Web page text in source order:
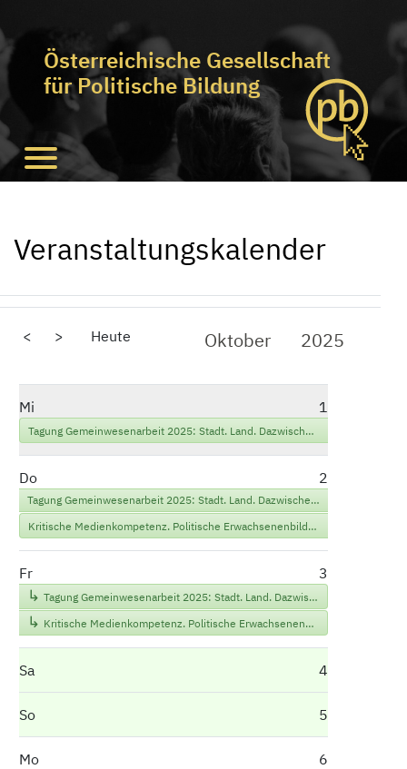
Österreichische Gesellschaft
für Politische Bildung
Veranstaltungskalender
< > Heute Oktober 2025
Mi 1
Tagung Gemeinwesenarbeit 2025: Stadt. Land. Dazwischen?
Do 2
Tagung Gemeinwesenarbeit 2025: Stadt. Land. Dazwischen?
Kritische Medienkompetenz. Politische Erwachsenenbildung im digitalen Zeitalter
Fr 3
Tagung Gemeinwesenarbeit 2025: Stadt. Land. Dazwischen?
Kritische Medienkompetenz. Politische Erwachsenenbildung im digitalen Zeitalter
Sa 4
So 5
Mo 6